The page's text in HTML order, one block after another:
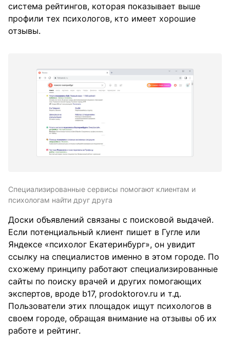
система рейтингов, которая показывает выше
профили тех психологов, кто имеет хорошие
отзывы.
Специализированные сервисы помогают клиентам и
психологам найти друг друга
Доски объявлений связаны с поисковой выдачей.
Если потенциальный клиент пишет в Гугле или
Яндексе «психолог Екатеринбург», он увидит
ссылку на специалистов именно в этом городе. По
схожему принципу работают специализированные
сайты по поиску врачей и других помогающих
экспертов, вроде b17, prodoktorov.ru и т.д.
Пользователи этих площадок ищут психологов в
своем городе, обращая внимание на отзывы об их
работе и рейтинг.